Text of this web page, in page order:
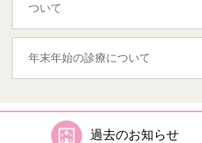
ついて
年末年始の診療について
過去のお知らせ